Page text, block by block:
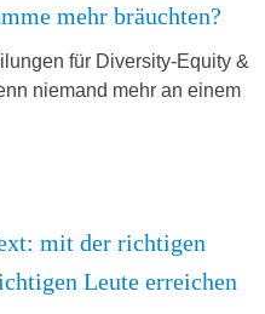
mehr bräuchten?
für Diversity-Equity &
niemand mehr an einem
mit der richtigen
Leute erreichen